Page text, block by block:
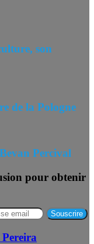
son
de la Pologne
Percival
pour obtenir